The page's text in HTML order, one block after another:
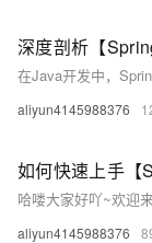
aliyun4145988376
如何快速上手【
aliyun4145988376